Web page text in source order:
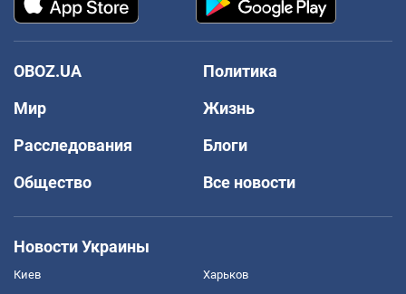
OBOZ.UA
Политика
Мир
Жизнь
Расследования
Блоги
Общество
Все новости
Новости Украины
Киев Харьков